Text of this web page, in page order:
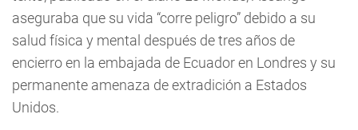
aseguraba que su vida “corre peligro” debido a su
salud física y mental después de tres años de
encierro en la embajada de Ecuador en Londres y su
permanente amenaza de extradición a Estados
Unidos.